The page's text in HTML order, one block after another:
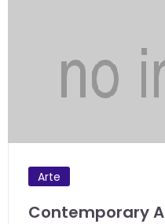
Arte
Contemporary